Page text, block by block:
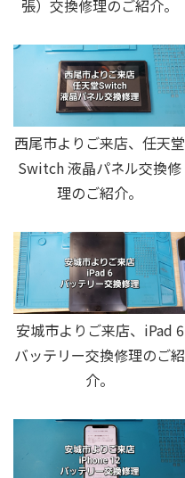
張）交換修理のご紹介。
西尾市よりご来店、任天堂
Switch 液晶パネル交換修
理のご紹介。
安城市よりご来店、iPad 6
バッテリー交換修理のご紹
介。